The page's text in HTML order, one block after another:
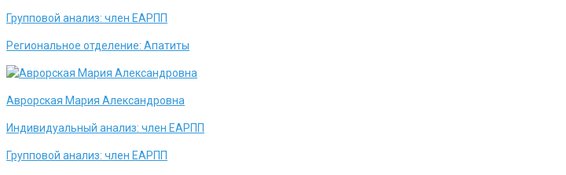
Групповой анализ: член ЕАРПП
Региональное отделение: Апатиты
Аврорская Мария Александровна
Индивидуальный анализ: член ЕАРПП
Групповой анализ: член ЕАРПП